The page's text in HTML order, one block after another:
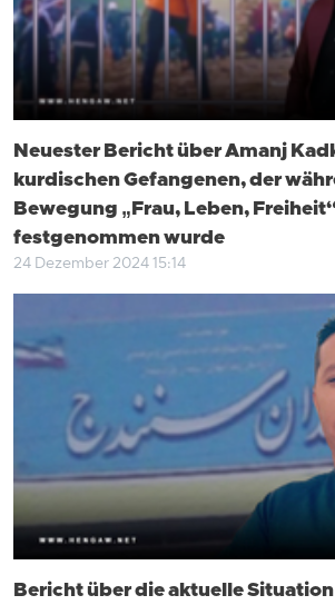
Neuester Bericht über Amanj
kurdischen Gefangenen, der
Bewegung „Frau, Leben,
festgenommen wurde
24 Dezember 2024 15:14
Bericht über die aktuelle